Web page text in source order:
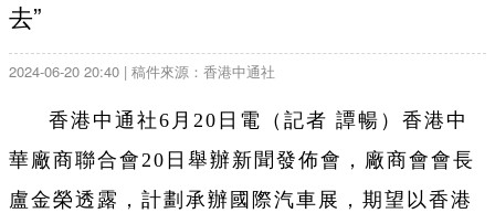
去”
2024-06-20 20:40 | 稿件來源：香港中通社
香港中通社6月20日電（記者 譚暢）香港中
華廠商聯合會20日舉辦新聞發佈會，廠商會會長
盧金榮透露，計劃承辦國際汽車展，期望以香港